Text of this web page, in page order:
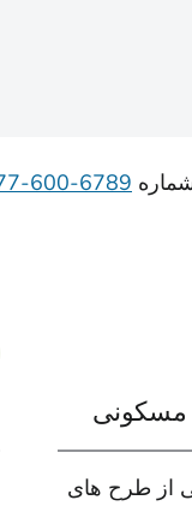
6789-600-877-1
مسکونی
از طرح های